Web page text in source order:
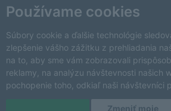
Používame cookies
Súbory cookie a ďalšie technológie
zlepšenie vášho zážitku z prehliadania
na to, aby sme vám zobrazovali
reklamy, na analýzu návštevnosti našich
pochopenie toho, odkiaľ naši návštevníci
Zmeniť moje
This site is protected by reCAPTCHA and
andTerms of Service
Zmeniť nastavenia
Copyright © 2026 VinoDoc s.r.o.